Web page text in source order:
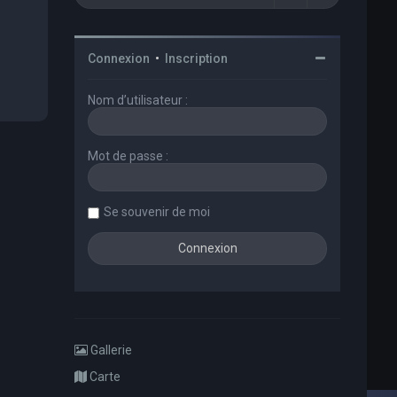
Connexion • Inscription
Nom d’utilisateur :
Mot de passe :
Se souvenir de moi
Gallerie
Carte